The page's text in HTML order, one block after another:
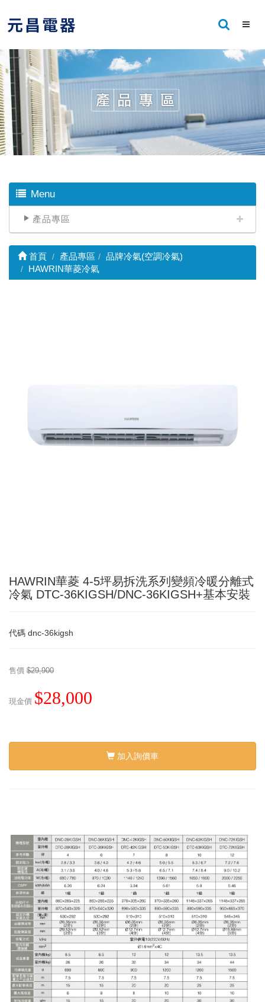
Menu
產品專區
首頁 產品專區
品牌冷氣(空調冷氣)
HAWRIN華菱冷氣
HAWRIN華菱 4-5坪易拆洗系列變頻冷暖分離式
冷氣 DTC-36KIGSH/DNC-36KIGSH+基本安裝
代碼 dnc-36kigsh
售價 $29,900
現金價 $28,000
加入詢價車